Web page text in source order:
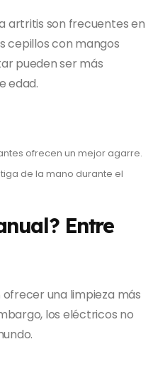
artritis son frecuentes en
cepillos con mangos
pueden ser más
edad.
ofrecen un mejor agarre.
de la mano durante el
Entre
una limpieza más
los eléctricos no